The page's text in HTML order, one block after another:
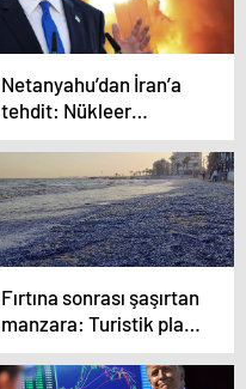
Netanyahu’dan İran’a
tehdit: Nükleer
anlaşma
sağlanamazsa askeri
seçeneğe yöneleceğiz
Fırtına sonrası şaşırtan
manzara: Turistik plaj
denizanası istilasına
uğradı